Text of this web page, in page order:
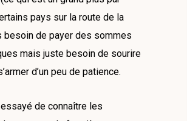
pays sur la route de la
besoin de payer des sommes
mais juste besoin de sourire
d’un peu de patience.
de connaître les